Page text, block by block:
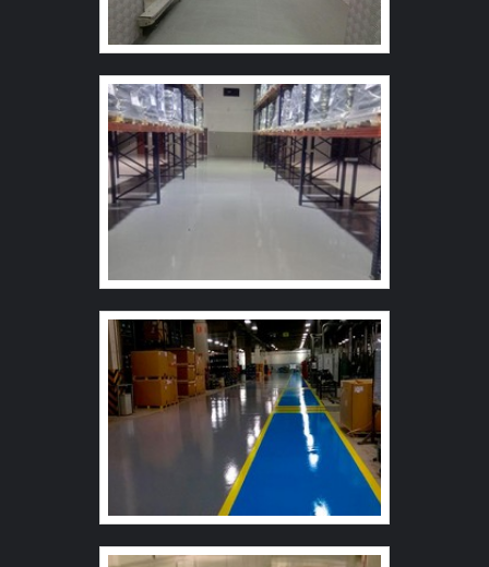
descartar empresas que não tenham produtos e serviços
com ótima qualidade e proteção, características simples,
seus clientes.Existem muitas formas diferentes de
demonstrar conhecimento e autoridade em sua área de
atuação. Boas razões pelas quais a Revest Group é
referência quando buscar por fabricas de revestimento
cimenticio: Colaboradores proativos; Profissionais com
vasta experiência na área; Trabalhadores de alta
qualidade; Escritório de alta qualidade onde são
realizadas as atividades; Tecnologia de ponta;
Equipamentos de última geração. A EMPRESA MAIS
QUALIFICADA DO SEGMENTOSomente na Revest
Group tem o que há de melhor no ramo de fabrica de
revestimento cimenticio. É possível encontrar itens
variados com tecnologia de ponta, como regularizador
uretano e tinta epoxi de alta espessura.Tudo isso por ser
comprometida com os serviços e responsável,
qualificações construídas por focar suas ações no
resultado final, tendo escritório de alta qualidade onde
são realizadas as atividades e tecnologia de ponta.